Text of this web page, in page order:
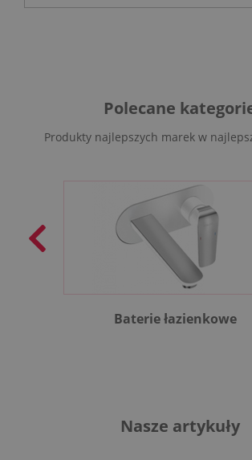
Polecane
Produkty najlepszych marek w
Baterie łazienkowe
Nasze artykuły